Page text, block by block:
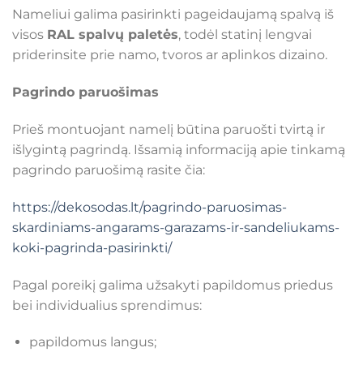
Nameliui galima pasirinkti pageidaujamą spalvą iš
visos RAL spalvų paletės, todėl statinį lengvai
priderinsite prie namo, tvoros ar aplinkos dizaino.
Pagrindo paruošimas
Prieš montuojant namelį būtina paruošti tvirtą ir
išlygintą pagrindą. Išsamią informaciją apie tinkamą
pagrindo paruošimą rasite čia:
https://dekosodas.lt/pagrindo-paruosimas-
skardiniams-angarams-garazams-ir-sandeliukams-
koki-pagrinda-pasirinkti/
Pagal poreikį galima užsakyti papildomus priedus
bei individualius sprendimus:
papildomus langus;